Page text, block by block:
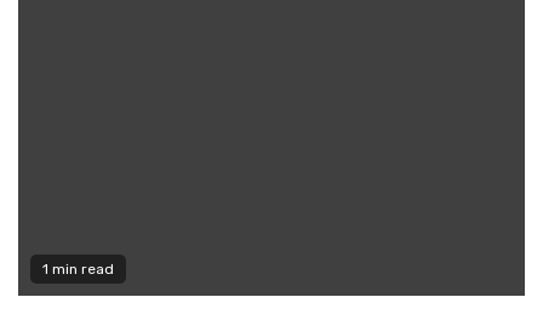
1 min read